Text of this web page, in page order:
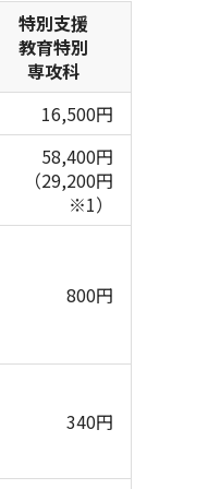
特別支援
教育特別
専攻科
16,500円
58,400円
（29,200円
※1）
800円
340円